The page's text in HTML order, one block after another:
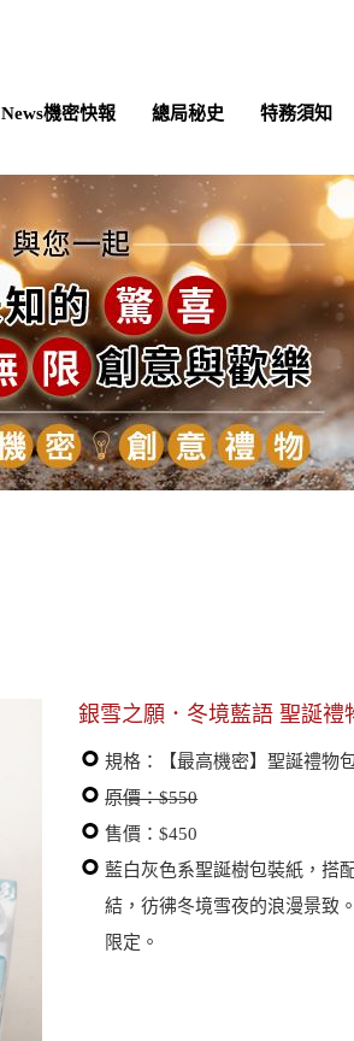
News機密快報 總局秘史 特務須知
銀雪之願．冬境藍語 聖誕禮
規格：【最高機密】聖誕禮物
原價：$550
售價：$450
藍白灰色系聖誕樹包裝紙，搭
結，彷彿冬境雪夜的浪漫景致
限定。